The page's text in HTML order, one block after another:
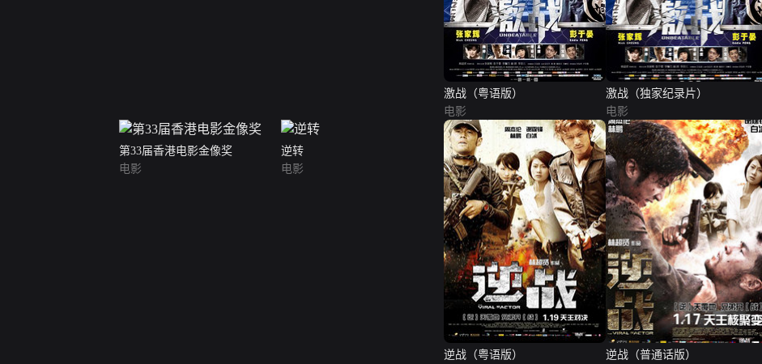
激战（粤语版）
电影
激战（独家纪录片）
电影
第33届香港电影金像奖
电影
逆转
电影
逆战（粤语版）
逆战（普通话版）